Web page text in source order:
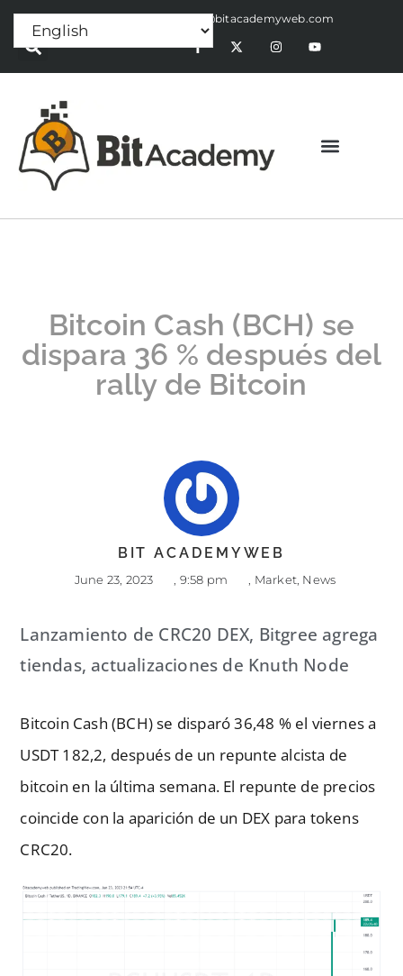
Press Release:alex@bitacademyweb.com
Bitcoin Cash (BCH) se
dispara 36 % después del
rally de Bitcoin
BIT ACADEMYWEB
June 23, 2023 9:58 pm Market, News
Lanzamiento de CRC20 DEX, Bitgree agrega
tiendas, actualizaciones de Knuth Node
Bitcoin Cash (BCH) se disparó 36,48 % el viernes a
USDT 182,2, después de un repunte alcista de
bitcoin en la última semana. El repunte de precios
coincide con la aparición de un DEX para tokens
CRC20.